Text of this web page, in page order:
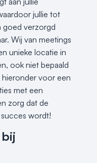
jullie tot
goed verzorgd
Wij van meetings
unieke locatie in
ook niet bepaald
hieronder voor een
met een
zorg dat de
wordt!